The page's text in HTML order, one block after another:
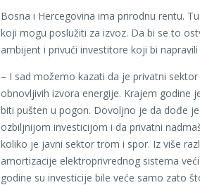
Bosna i Hercegovina ima prirodnu rentu.
koji mogu poslužiti za izvoz. Da bi se to
ambijent i privući investitore koji bi
– I sad možemo kazati da je privatni
obnovljivih izvora energije. Krajem godine
biti pušten u pogon. Dovoljno je da dođe
ozbiljnijom investicijom i da privatni
koliko je javni sektor trom i spor. Iz više
amortizacije elektroprivrednog sistema
godine su investicije bile veće samo zato